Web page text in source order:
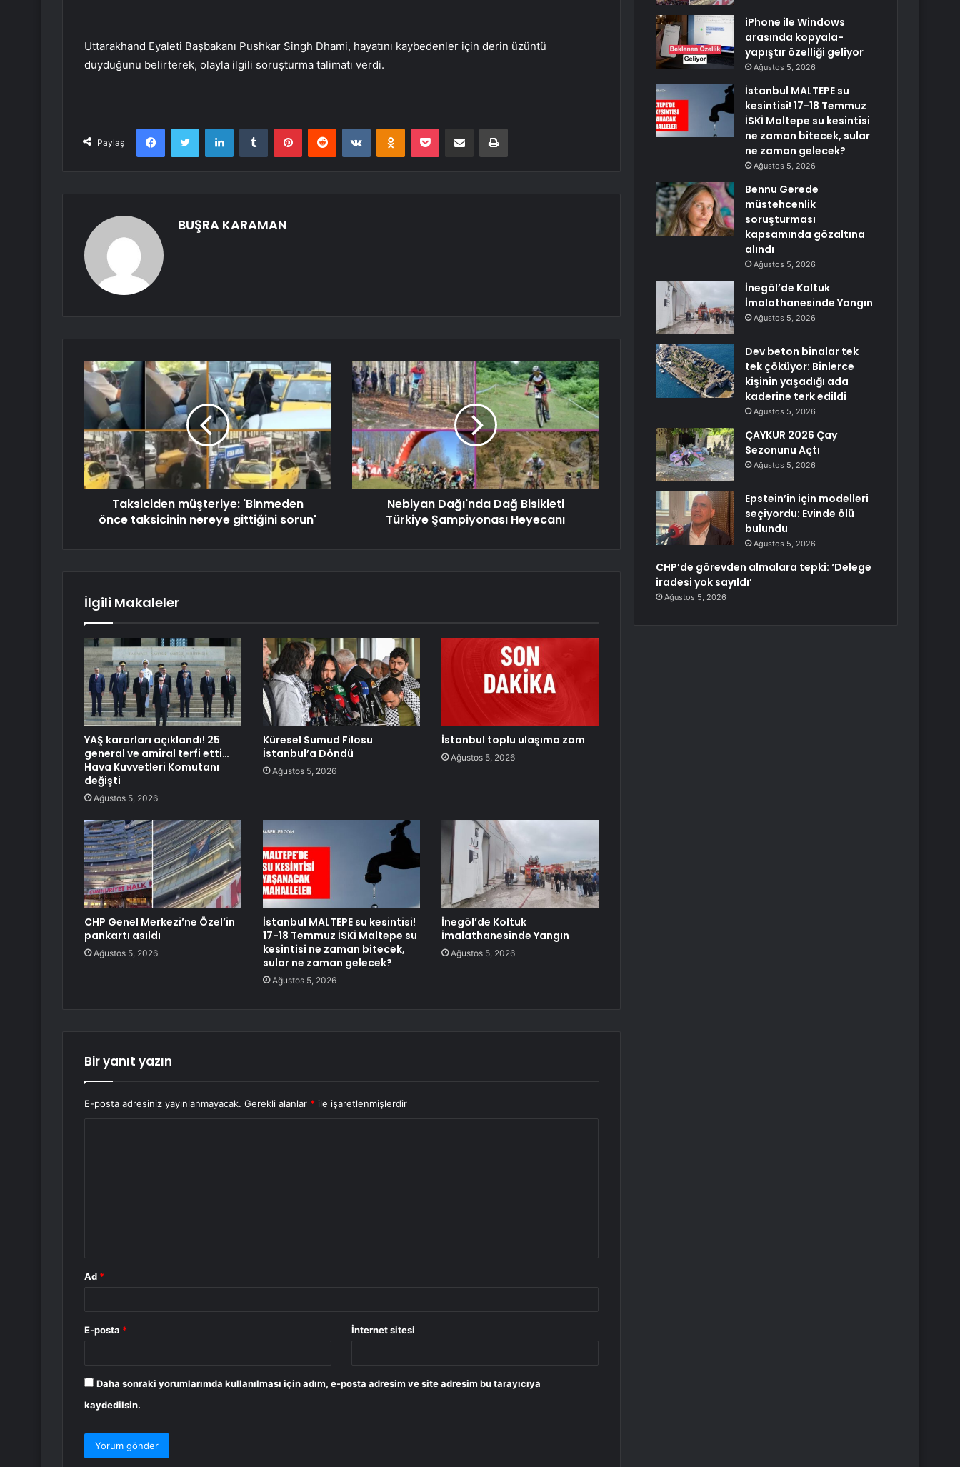
Uttarakhand Eyaleti Başbakanı Pushkar Singh Dhami, hayatını kaybedenler için derin üzüntü
duyduğunu belirterek, olayla ilgili soruşturma talimatı verdi.
Paylaş
FacebookTwitter LinkedInTumblr PinterestReddit VKontakteOdnoklassniki
Pocket E-Posta ile paylaş Yazdır
BUŞRA KARAMAN
Taksiciden müşteriye: 'Binmeden
önce taksicinin nereye gittiğini sorun'
Nebiyan Dağı'nda Dağ Bisikleti
Türkiye Şampiyonası Heyecanı
İlgili Makaleler
YAŞ kararları açıklandı! 25
general ve amiral terfi etti…
Hava Kuvvetleri Komutanı
değişti
Ağustos 5, 2026
Küresel Sumud Filosu
İstanbul’a Döndü
Ağustos 5, 2026
İstanbul toplu ulaşıma zam
Ağustos 5, 2026
CHP Genel Merkezi’ne Özel’in
pankartı asıldı
Ağustos 5, 2026
İstanbul MALTEPE su kesintisi!
17-18 Temmuz İSKİ Maltepe su
kesintisi ne zaman bitecek,
sular ne zaman gelecek?
Ağustos 5, 2026
İnegöl’de Koltuk
İmalathanesinde Yangın
Ağustos 5, 2026
Bir yanıt yazın
E-posta adresiniz yayınlanmayacak. Gerekli alanlar * ile işaretlenmişlerdir
Ad *
E-posta * İnternet sitesi
Daha sonraki yorumlarımda kullanılması için adım, e-posta adresim ve site adresim bu tarayıcıya
kaydedilsin.
iPhone ile Windows
arasında kopyala-
yapıştır özelliği geliyor
Ağustos 5, 2026
İstanbul MALTEPE su
kesintisi! 17-18 Temmuz
İSKİ Maltepe su kesintisi
ne zaman bitecek, sular
ne zaman gelecek?
Ağustos 5, 2026
Bennu Gerede
müstehcenlik
soruşturması
kapsamında gözaltına
alındı
Ağustos 5, 2026
İnegöl’de Koltuk
İmalathanesinde Yangın
Ağustos 5, 2026
Dev beton binalar tek
tek çöküyor: Binlerce
kişinin yaşadığı ada
kaderine terk edildi
Ağustos 5, 2026
ÇAYKUR 2026 Çay
Sezonunu Açtı
Ağustos 5, 2026
Epstein’in için modelleri
seçiyordu: Evinde ölü
bulundu
Ağustos 5, 2026
CHP’de görevden almalara tepki: ‘Delege
iradesi yok sayıldı’
Ağustos 5, 2026